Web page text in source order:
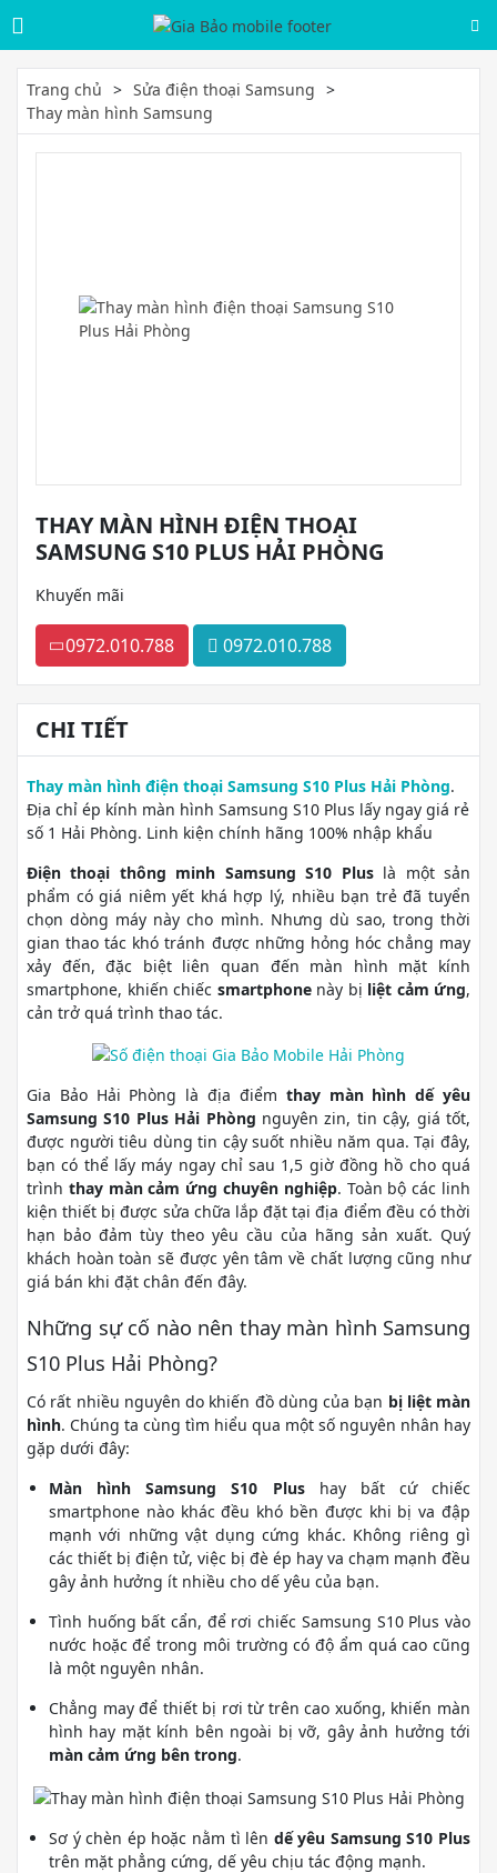
Trang chủ
Sửa điện thoại Samsung
Thay màn hình Samsung
THAY MÀN HÌNH ĐIỆN THOẠI
SAMSUNG S10 PLUS HẢI PHÒNG
Khuyến mãi
0972.010.788 0972.010.788
CHI TIẾT
Thay màn hình điện thoại Samsung S10 Plus Hải Phòng.
Địa chỉ ép kính màn hình Samsung S10 Plus lấy ngay giá rẻ
số 1 Hải Phòng. Linh kiện chính hãng 100% nhập khẩu
Điện thoại thông minh Samsung S10 Plus là một sản
phẩm có giá niêm yết khá hợp lý, nhiều bạn trẻ đã tuyển
chọn dòng máy này cho mình. Nhưng dù sao, trong thời
gian thao tác khó tránh được những hỏng hóc chẳng may
xảy đến, đặc biệt liên quan đến màn hình mặt kính
smartphone, khiến chiếc smartphonenày bị liệt cảm ứng,
cản trở quá trình thao tác.
Gia Bảo Hải Phòng là địa điểm thay màn hình dế yêu
Samsung S10 Plus Hải Phòng nguyên zin, tin cậy, giá tốt,
được người tiêu dùng tin cậy suốt nhiều năm qua. Tại đây,
bạn có thể lấy máy ngay chỉ sau 1,5 giờ đồng hồ cho quá
trình thay màn cảm ứng chuyên nghiệp. Toàn bộ các linh
kiện thiết bị được sửa chữa lắp đặt tại địa điểm đều có thời
hạn bảo đảm tùy theo yêu cầu của hãng sản xuất. Quý
khách hoàn toàn sẽ được yên tâm về chất lượng cũng như
giá bán khi đặt chân đến đây.
Những sự cố nào nên thay màn hình Samsung
S10 Plus Hải Phòng?
Có rất nhiều nguyên do khiến đồ dùng của bạn bị liệt màn
hình. Chúng ta cùng tìm hiểu qua một số nguyên nhân hay
gặp dưới đây:
Màn hình Samsung S10 Plus hay bất cứ chiếc
smartphone nào khác đều khó bền được khi bị va đập
mạnh với những vật dụng cứng khác. Không riêng gì
các thiết bị điện tử, việc bị đè ép hay va chạm mạnh đều
gây ảnh hưởng ít nhiều cho dế yêu của bạn.
Tình huống bất cẩn, để rơi chiếc Samsung S10 Plus vào
nước hoặc để trong môi trường có độ ẩm quá cao cũng
là một nguyên nhân.
Chẳng may để thiết bị rơi từ trên cao xuống, khiến màn
hình hay mặt kính bên ngoài bị vỡ, gây ảnh hưởng tới
màn cảm ứng bên trong.
Sơ ý chèn ép hoặc nằm tì lên dế yêu Samsung S10 Plus
trên mặt phẳng cứng, dế yêu chịu tác động mạnh.